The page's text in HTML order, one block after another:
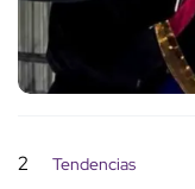
2 Tendencias